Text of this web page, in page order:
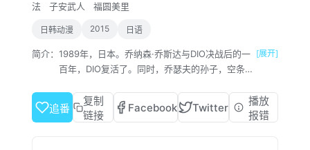
法
子安武人 福圆美里
日韩动漫 2015 日语
简介： 1989年，日本。乔纳森·乔斯达与DIO决战后的一
百年，DIO复活了。同时，乔瑟夫的孙子，空条
复活影响了没有替身抵抗能力的母亲，陷入病危
情况；为了拯救命在旦夕的母亲，承太郎与乔瑟
[展开]
追番
复制
链接
Facebook Twitter
播放
报错